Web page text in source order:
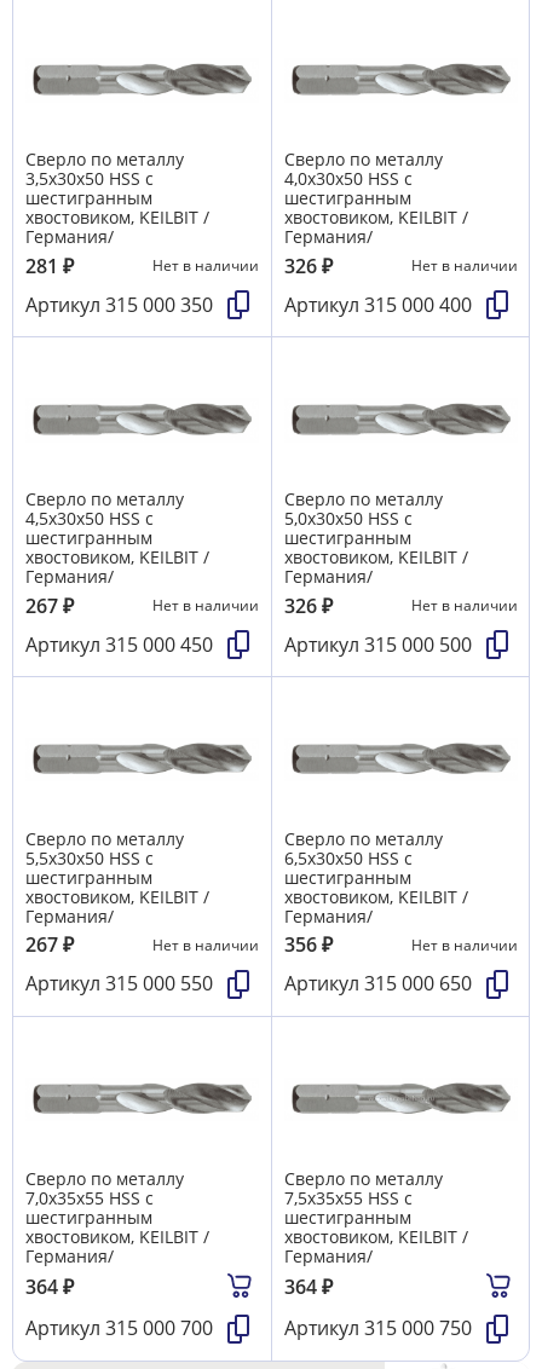
Сверло по металлу
3,5х30х50 HSS с
шестигранным
хвостовиком, KEILBIT /
Германия/
281 ₽ Нет в наличии
Артикул 315 000 350
Сверло по металлу
4,0х30х50 HSS с
шестигранным
хвостовиком, KEILBIT /
Германия/
326₽ Нет в наличии
Артикул 315 000 400
Сверло по металлу
4,5х30х50 HSS с
шестигранным
хвостовиком, KEILBIT /
Германия/
267₽ Нет в наличии
Артикул 315 000 450
Сверло по металлу
5,0х30х50 HSS с
шестигранным
хвостовиком, KEILBIT /
Германия/
326₽ Нет в наличии
Артикул 315 000 500
Сверло по металлу
5,5х30х50 HSS с
шестигранным
хвостовиком, KEILBIT /
Германия/
267₽ Нет в наличии
Артикул 315 000 550
Сверло по металлу
6,5х30х50 HSS с
шестигранным
хвостовиком, KEILBIT /
Германия/
356₽ Нет в наличии
Артикул 315 000 650
Сверло по металлу
7,0х35х55 HSS с
шестигранным
хвостовиком, KEILBIT /
Германия/
364₽
Артикул 315 000 700
Сверло по металлу
7,5х35х55 HSS с
шестигранным
хвостовиком, KEILBIT /
Германия/
364₽
Артикул 315 000 750